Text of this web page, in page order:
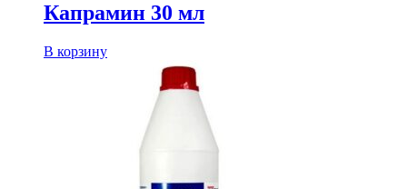
Капрамин 30 мл
В корзину